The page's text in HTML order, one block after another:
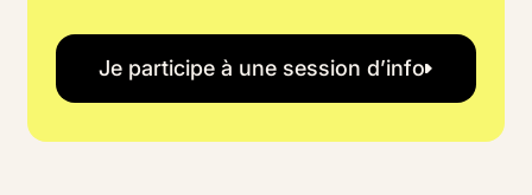
Je participe à une session d’info